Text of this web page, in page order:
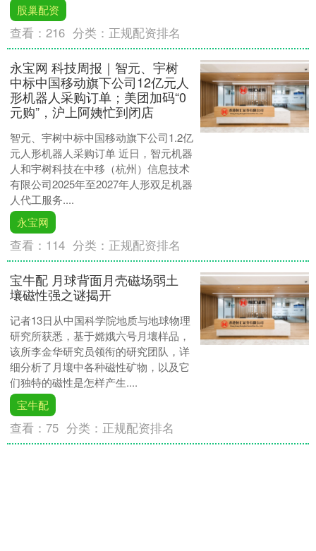
股巢配资
查看：216 分类： 正规配资排名
永宝网 科技周报｜智元、宇树
中标中国移动旗下公司12亿元人
形机器人采购订单；美团加码“0
元购”，沪上阿姨忙到闭店
智元、宇树中标中国移动旗下公司1.2亿
元人形机器人采购订单 近日，智元机器
人和宇树科技在中移（杭州）信息技术
有限公司2025年至2027年人形双足机器
人代工服务....
永宝网
查看： 114 分类： 正规配资排名
宝牛配 月球背面月壳磁场弱土
壤磁性强之谜揭开
记者13日从中国科学院地质与地球物理
研究所获悉，基于嫦娥六号月壤样品，
该所李金华研究员领衔的研究团队，详
细分析了月壤中各种磁性矿物，以及它
们独特的磁性是怎样产生....
宝牛配
查看：75 分类： 正规配资排名